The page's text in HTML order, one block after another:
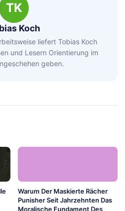
TK
Koch
liefert Tobias Koch
und Lesern Orientierung im
geben.
Warum Der Maskierte Rächer
Punisher Seit Jahrzehnten Das
Moralische Fundament Des